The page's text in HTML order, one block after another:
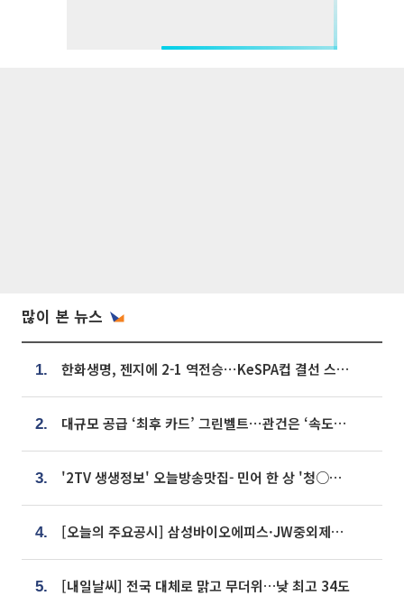
많이 본 뉴스
1. 한화생명, 젠지에 2-1 역전승⋯KeSPA컵 결선 스테이지 2 직행
2. 대규모 공급 ‘최후 카드’ 그린벨트⋯관건은 ‘속도’ [주택공급 승부수의 조건]
3. '2TV 생생정보' 오늘방송맛집- 민어 한 상 '청○○○' vs 전복 한 상 '명○'
4. [오늘의 주요공시] 삼성바이오에피스·JW중외제약·한미반도체·SK바이오사이언스 등
5. [내일날씨] 전국 대체로 맑고 무더위…낮 최고 34도